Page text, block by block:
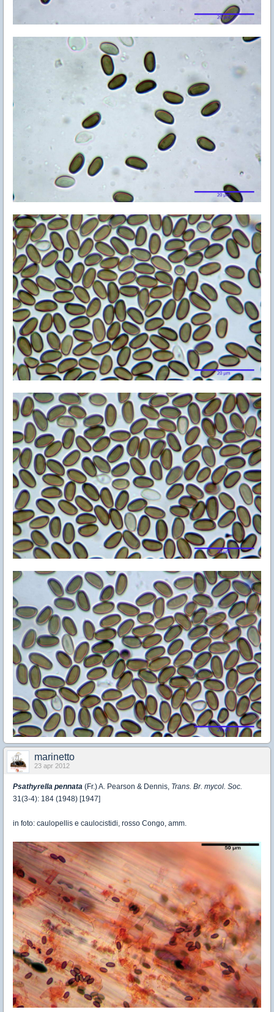
marinetto
23 apr 2012
Psathyrella pennata (Fr.) A. Pearson & Dennis, Trans. Br. mycol. Soc.
31(3-4): 184 (1948) [1947]
in foto: caulopellis e caulocistidi, rosso Congo, amm.